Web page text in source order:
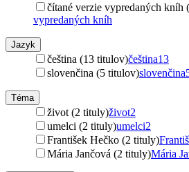
čítané verzie vypredaných kníh
vypredaných kníh
Jazyk
čeština (13 titulov)čeština13
slovenčina (5 titulov)slovenčina
Téma
život (2 tituly)život2
umelci (2 tituly)umelci2
František Hečko (2 tituly)
Mária Jančová (2 tituly)Mária